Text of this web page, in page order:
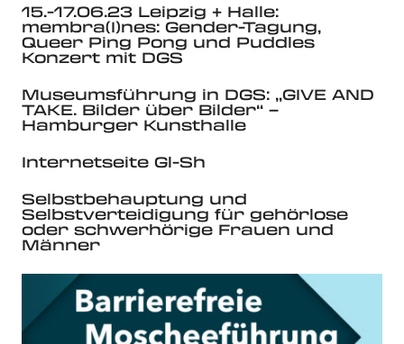
15.-17.06.23 Leipzig + Halle:
membra(I)nes: Gender-Tagung,
Queer Ping Pong und Puddles
Konzert mit DGS
Museumsführung in DGS: „GIVE AND
TAKE. Bilder über Bilder“ –
Hamburger Kunsthalle
Internetseite Gl-Sh
Selbstbehauptung und
Selbstverteidigung für gehörlose
oder schwerhörige Frauen und
Männer